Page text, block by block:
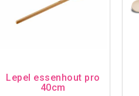
Lepel essenhout pro
40cm